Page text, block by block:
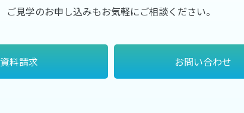
ご見学のお申し込みもお気軽にご相談ください。
資料請求 お問い合わせ